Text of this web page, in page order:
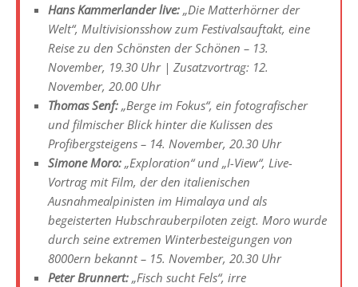
Hans Kammerlander live: „Die Matterhörner der
Welt“, Multivisionsshow zum Festivalsauftakt, eine
Reise zu den Schönsten der Schönen – 13.
November, 19.30 Uhr | Zusatzvortrag: 12.
November, 20.00 Uhr
Thomas Senf: „Berge im Fokus“, ein fotografischer
und filmischer Blick hinter die Kulissen des
Profibergsteigens – 14. November, 20.30 Uhr
Simone Moro: „Exploration“ und „I-View“, Live-
Vortrag mit Film, der den italienischen
Ausnahmealpinisten im Himalaya und als
begeisterten Hubschrauberpiloten zeigt. Moro wurde
durch seine extremen Winterbesteigungen von
8000ern bekannt – 15. November, 20.30 Uhr
Peter Brunnert: „Fisch sucht Fels“, irre